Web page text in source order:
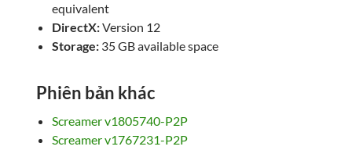
equivalent
DirectX:Version 12
Storage: 35 GB available space
Phiên bản khác
Screamer v1805740-P2P
Screamer v1767231-P2P